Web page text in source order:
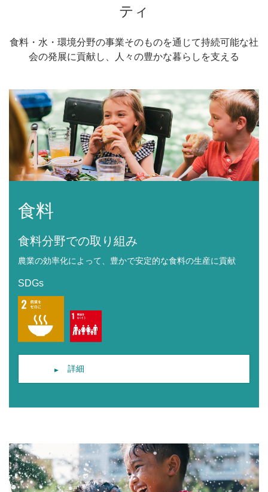
ティ
食料・水・環境分野の事業そのものを通じて持続可能な社
会の発展に貢献し、人々の豊かな暮らしを支える
食料
食料分野での取り組み
農業の効率化によって、豊かで安定的な食料の生産に貢献
SDGs
詳細